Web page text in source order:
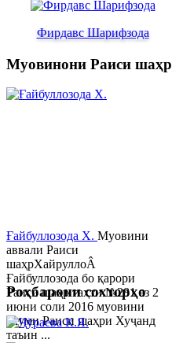
Фирдавс Шарифзода
Муовинони Раиси шаҳр
Ғайбуллозода Х. Муовини
аввали Раиси
шаҳрХайруллоÂ
Ғайбуллозода бо қарори
Раиси шаҳр таҳти №281 аз 2
июни соли 2016 муовини
якуми Раиси шаҳри Хуҷанд
таъин ...
Роҳбарони сохторҳо